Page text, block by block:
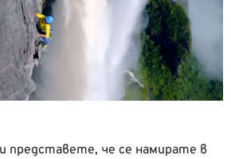
представете, че се намирате в